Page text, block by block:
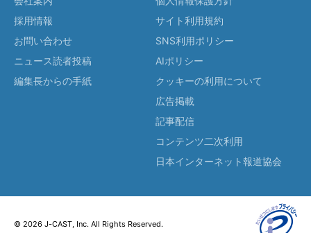
採用情報
お問い合わせ
ニュース読者投稿
編集長からの手紙
サイト利用規約
SNS利用ポリシー
AIポリシー
クッキーの利用について
広告掲載
記事配信
コンテンツ二次利用
日本インターネット報道協会
© 2026 J-CAST, Inc. All Rights Reserved.